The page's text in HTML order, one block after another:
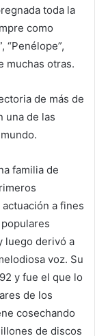
toda la
como
“Penélope”,
muchas otras.
de más de
una de las
familia de
a fines
luego derivó a
voz. Su
y fue el que lo
de los
cosechando
de discos